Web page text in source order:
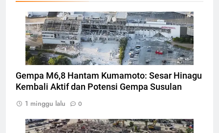
Bangunan Terdampak gempa di Kumamoto,
Jepang, Foto: REUTERS/KYODO
Gempa M6,8 Hantam Kumamoto: Sesar Hinagu
Kembali Aktif dan Potensi Gempa Susulan
1 minggu lalu
0
Bangunan hancur akibat gempabumi di